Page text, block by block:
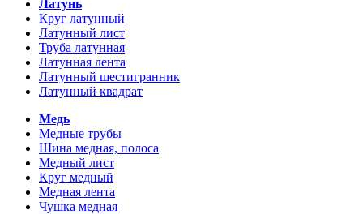
Латунь
Круг латунный
Латунный лист
Труба латунная
Латунная лента
Латунный шестигранник
Латунный квадрат
Медь
Медные трубы
Шина медная, полоса
Медный лист
Круг медный
Медная лента
Чушка медная